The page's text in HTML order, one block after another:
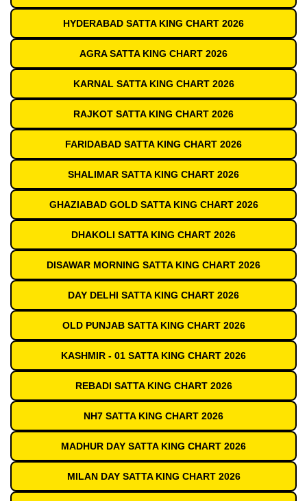
HYDERABAD SATTA KING CHART 2026
AGRA SATTA KING CHART 2026
KARNAL SATTA KING CHART 2026
RAJKOT SATTA KING CHART 2026
FARIDABAD SATTA KING CHART 2026
SHALIMAR SATTA KING CHART 2026
GHAZIABAD GOLD SATTA KING CHART 2026
DHAKOLI SATTA KING CHART 2026
DISAWAR MORNING SATTA KING CHART 2026
DAY DELHI SATTA KING CHART 2026
OLD PUNJAB SATTA KING CHART 2026
KASHMIR - 01 SATTA KING CHART 2026
REBADI SATTA KING CHART 2026
NH7 SATTA KING CHART 2026
MADHUR DAY SATTA KING CHART 2026
MILAN DAY SATTA KING CHART 2026